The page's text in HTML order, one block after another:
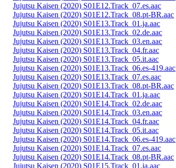
Jujutsu Kaisen (2020) S01E12.Track_07.es.aac
Jujutsu Kaisen (2020) S01E12.Track_08.pt-BR.aac
Jujutsu Kaisen (2020) S01E13.Track_01.ja.aac
Jujutsu Kaisen (2020) S01E13.Track_02.de.aac
Jujutsu Kaisen (2020) S01E13.Track_03.en.aac
Jujutsu Kaisen (2020) S01E13.Track_04.fr.aac
Jujutsu Kaisen (2020) S01E13.Track_05.it.aac
Jujutsu Kaisen (2020) S01E13.Track_06.es-419.aac
Jujutsu Kaisen (2020) S01E13.Track_07.es.aac
Jujutsu Kaisen (2020) S01E13.Track_08.pt-BR.aac
Jujutsu Kaisen (2020) S01E14.Track_01.ja.aac
Jujutsu Kaisen (2020) S01E14.Track_02.de.aac
Jujutsu Kaisen (2020) S01E14.Track_03.en.aac
Jujutsu Kaisen (2020) S01E14.Track_04.fr.aac
Jujutsu Kaisen (2020) S01E14.Track_05.it.aac
Jujutsu Kaisen (2020) S01E14.Track_06.es-419.aac
Jujutsu Kaisen (2020) S01E14.Track_07.es.aac
Jujutsu Kaisen (2020) S01E14.Track_08.pt-BR.aac
Jujutsu Kaisen (2020) S01E15.Track_01.ja.aac